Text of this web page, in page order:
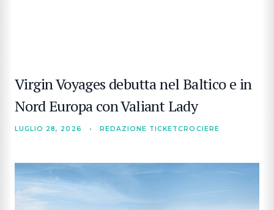
Virgin Voyages debutta nel Baltico e in
Nord Europa con Valiant Lady
LUGLIO 28, 2026 • REDAZIONE TICKETCROCIERE